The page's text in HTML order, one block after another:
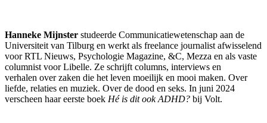
Hanneke Mijnster studeerde Communicatiewetenschap aan de
Universiteit van Tilburg en werkt als freelance journalist afwisselend
voor RTL Nieuws, Psychologie Magazine, &C, Mezza en als vaste
columnist voor Libelle. Ze schrijft columns, interviews en
verhalen over zaken die het leven moeilijk en mooi maken. Over
liefde, relaties en muziek. Over de dood en seks. In juni 2024
verscheen haar eerste boek Hé is dit ook ADHD? bij Volt.